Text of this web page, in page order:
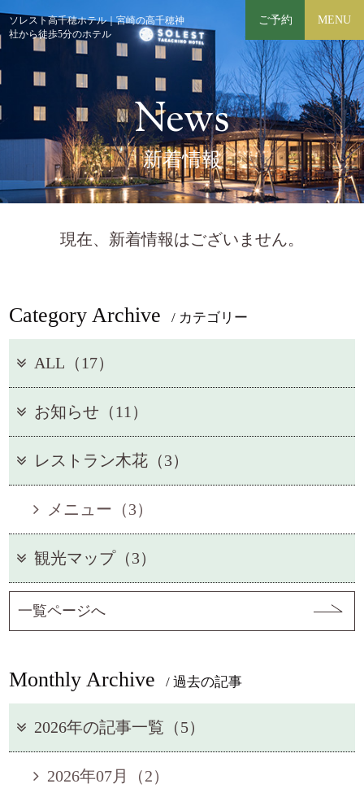
ソレスト高千穂ホテル｜宮崎の高千穂神
社から徒歩5分のホテル
News
新着情報
現在、新着情報はございません。
Category Archive / カテゴリー
ALL（17）
お知らせ（11）
レストラン木花（3）
メニュー（3）
観光マップ（3）
一覧ページへ
Monthly Archive / 過去の記事
2026年の記事一覧（5）
2026年07月（2）
ご予約 MENU